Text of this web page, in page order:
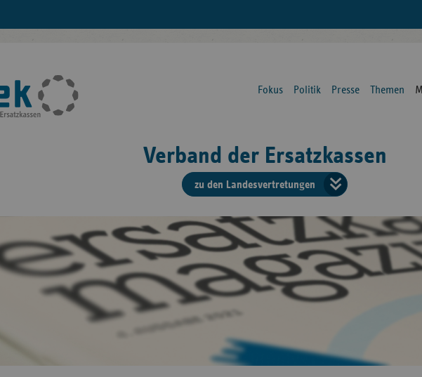
Fokus Politik Presse Themen
Verband der Ersatzkassen
zu den Landesvertretungen
der